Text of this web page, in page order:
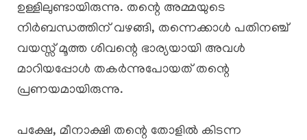
ഉള്ളിലുണ്ടായിരുന്നു. തന്റെ അമ്മയുടെ
നിർബന്ധത്തിന് വഴങ്ങി, തന്നെക്കാൾ പതിനഞ്ച്
വയസ്സ് മൂത്ത ശിവന്റെ ഭാര്യയായി അവൾ
മാറിയപ്പോൾ തകർന്നുപോയത് തന്റെ
പ്രണയമായിരുന്നു.
പക്ഷേ, മീനാക്ഷി തന്റെ തോളിൽ കിടന്ന